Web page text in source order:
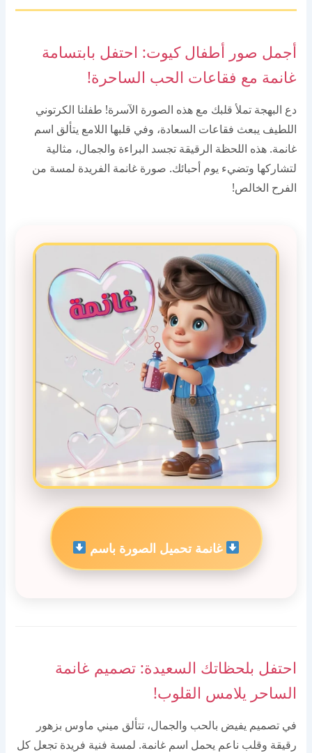
أجمل صور أطفال كيوت: احتفل بابتسامة
غانمة مع فقاعات الحب الساحرة!
دع البهجة تملأ قلبك مع هذه الصورة الآسرة! طفلنا الكرتوني
اللطيف يبعث فقاعات السعادة، وفي قلبها اللامع يتألق اسم
غانمة. هذه اللحظة الرقيقة تجسد البراءة والجمال، مثالية
لتشاركها وتضيء يوم أحبائك. صورة غانمة الفريدة لمسة من
الفرح الخالص!
غانمة تحميل الصورة باسم
احتفل بلحظاتك السعيدة: تصميم غانمة
الساحر يلامس القلوب!
في تصميم يفيض بالحب والجمال، تتألق ميني ماوس بزهور
رقيقة وقلب ناعم يحمل اسم غانمة. لمسة فنية فريدة تجعل كل